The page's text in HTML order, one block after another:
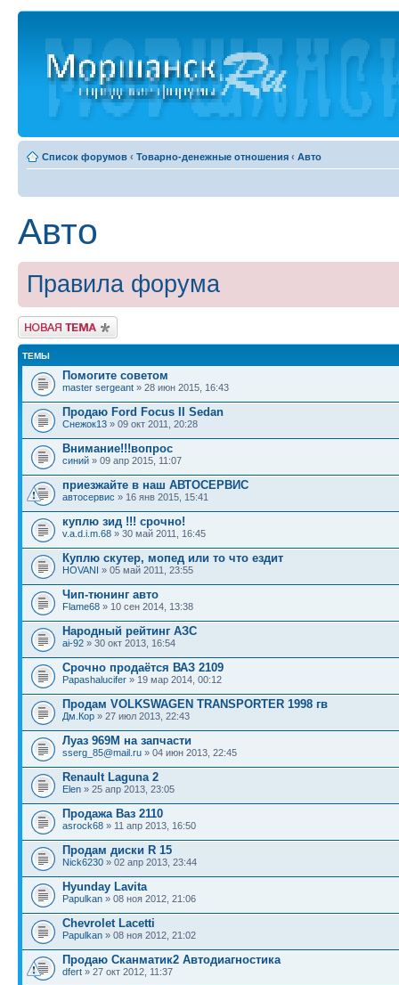
Список форумов ‹ Товарно-денежные отношения ‹ Авто
Авто
Правила форума
Новая тема
ТЕМЫ
Помогите советом
master sergeant » 28 июн 2015, 16:43
Продаю Ford Focus II Sedan
Снежок13 » 09 окт 2011, 20:28
Внимание!!!вопрос
синий » 09 апр 2015, 11:07
приезжайте в наш АВТОСЕРВИС
автосервис » 16 янв 2015, 15:41
куплю зид !!! срочно!
v.a.d.i.m.68 » 30 май 2011, 16:45
Куплю скутер, мопед или то что ездит
HOVANI » 05 май 2011, 23:55
Чип-тюнинг авто
Flame68 » 10 сен 2014, 13:38
Народный рейтинг АЗС
ai-92 » 30 окт 2013, 16:54
Срочно продаётся ВАЗ 2109
Papashalucifer » 19 мар 2014, 00:12
Продам VOLKSWAGEN TRANSPORTER 1998 гв
Дм.Кор » 27 июл 2013, 22:43
Луаз 969М на запчасти
sserg_85@mail.ru » 04 июн 2013, 22:45
Renault Laguna 2
Elen » 25 апр 2013, 23:05
Продажа Ваз 2110
asrock68 » 11 апр 2013, 16:50
Продам диски R 15
Nick6230 » 02 апр 2013, 23:44
Hyunday Lavita
Papulkan » 08 ноя 2012, 21:06
Chevrolet Lacetti
Papulkan » 08 ноя 2012, 21:02
Продаю Сканматик2 Автодиагностика
dfert » 27 окт 2012, 11:37